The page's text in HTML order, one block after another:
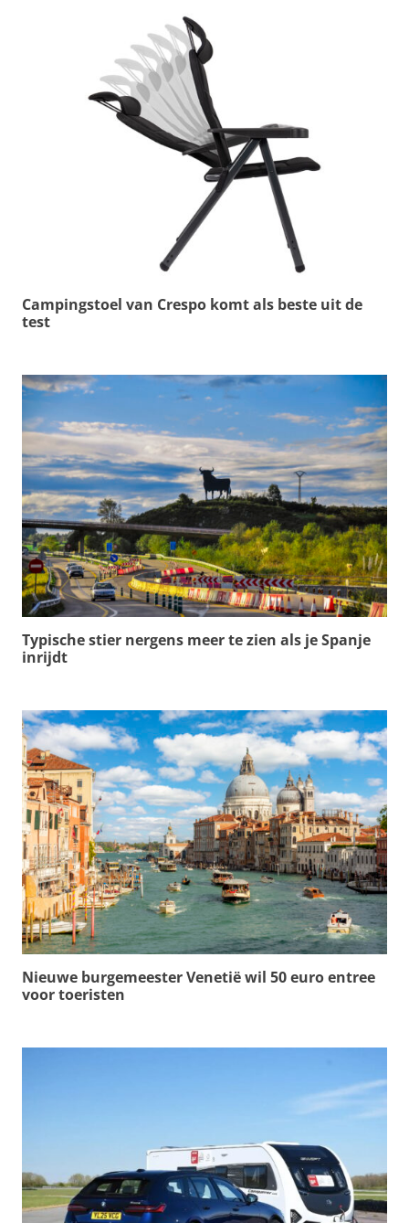
Campingstoel van Crespo komt als beste uit de
test
Typische stier nergens meer te zien als je Spanje
inrijdt
Nieuwe burgemeester Venetië wil 50 euro entree
voor toeristen